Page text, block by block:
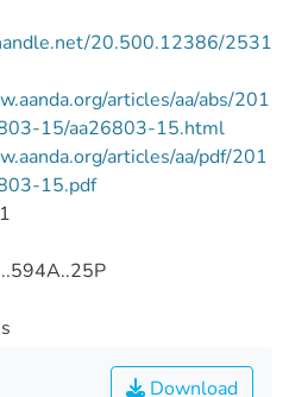
20.500.12386/2531
articles/aa/abs/201
15/aa26803-15.html
articles/aa/pdf/201
15.pdf
Download